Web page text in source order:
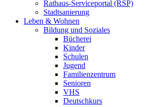
Rathaus-Serviceportal (RSP)
Stadtsanierung
Leben & Wohnen
Bildung und Soziales
Bücherei
Kinder
Schulen
Jugend
Familienzentrum
Senioren
VHS
Deutschkurs